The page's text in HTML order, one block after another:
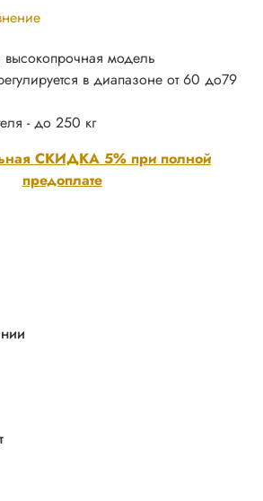
СКИДКА 5% при полной
предоплате
модель
в диапазоне от 60 до79
- до 250 кг